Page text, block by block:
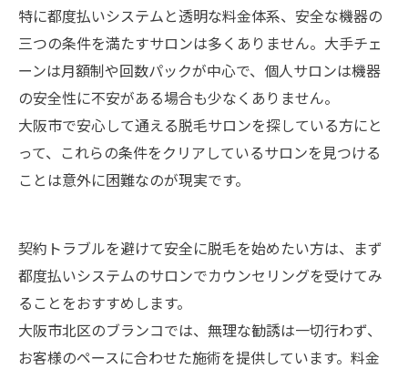
特に都度払いシステムと透明な料金体系、安全な機器の
三つの条件を満たすサロンは多くありません。大手チェ
ーンは月額制や回数パックが中心で、個人サロンは機器
の安全性に不安がある場合も少なくありません。
大阪市で安心して通える脱毛サロンを探している方にと
って、これらの条件をクリアしているサロンを見つける
ことは意外に困難なのが現実です。
契約トラブルを避けて安全に脱毛を始めたい方は、まず
都度払いシステムのサロンでカウンセリングを受けてみ
ることをおすすめします。
大阪市北区のブランコでは、無理な勧誘は一切行わず、
お客様のペースに合わせた施術を提供しています。料金